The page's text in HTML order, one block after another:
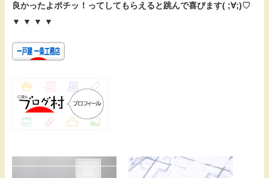
良かったよポチッ！ってしてもらえると跳んで喜びます( ;∀;)♡
▼ ▼ ▼ ▼